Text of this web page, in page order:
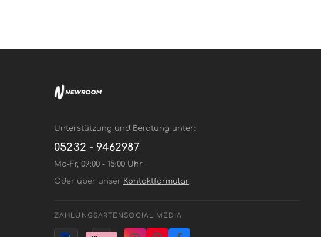
Unterstützung und Beratung unter:
05232 - 9462987
Mo-Fr, 09:00 - 15:00 Uhr
Oder über unser Kontaktformular.
ZAHLUNGSARTEN SOCIAL MEDIA